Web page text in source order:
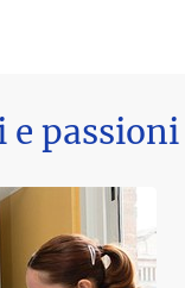
e passioni